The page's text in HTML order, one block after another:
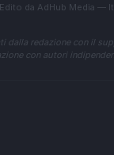
da AdHub Media —
dalla redazione con il
con autori